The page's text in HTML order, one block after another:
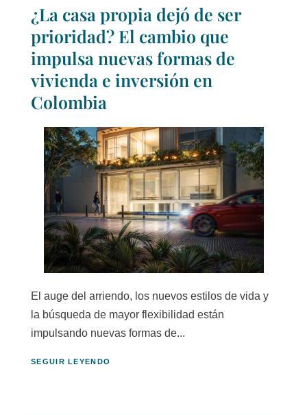
¿La casa propia dejó de ser
prioridad? El cambio que
impulsa nuevas formas de
vivienda e inversión en
Colombia
El auge del arriendo, los nuevos estilos de vida y
la búsqueda de mayor flexibilidad están
impulsando nuevas formas de...
SEGUIR LEYENDO